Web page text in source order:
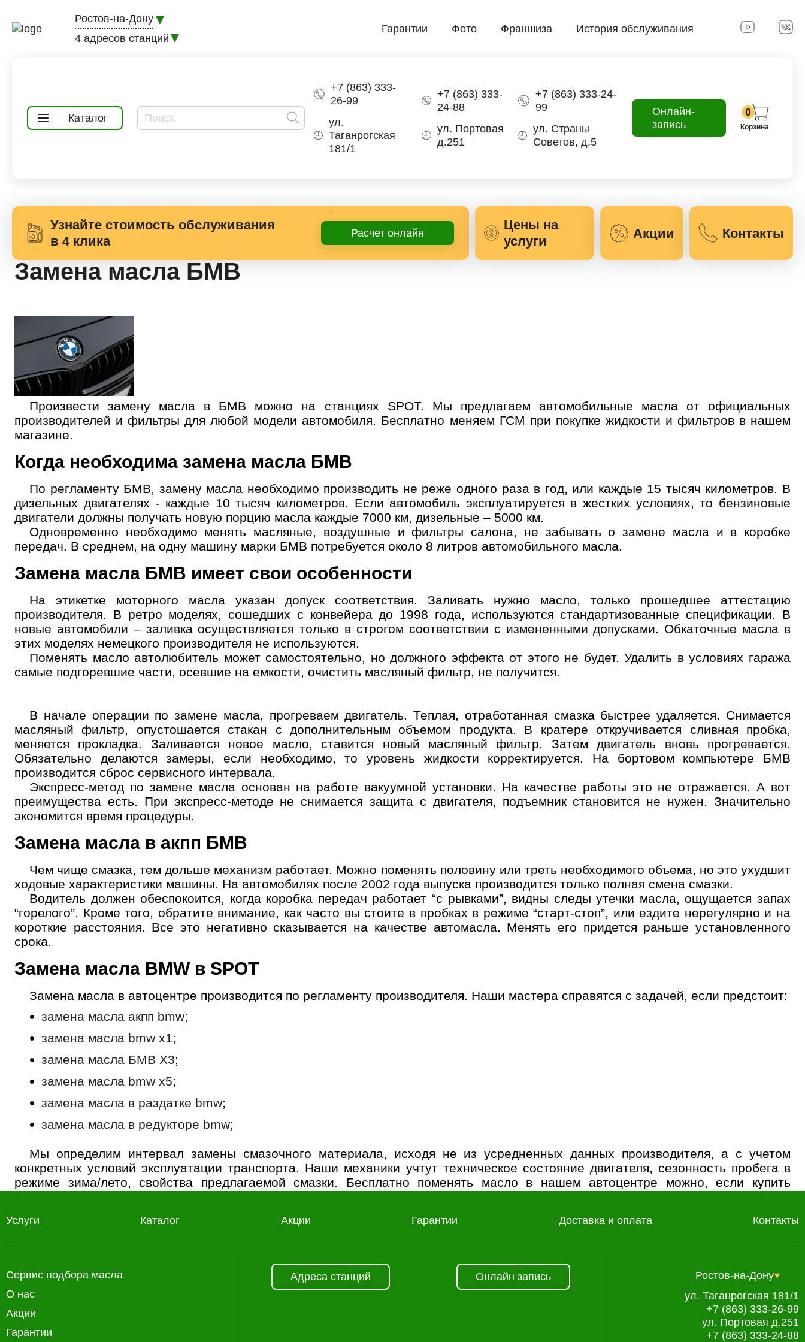
Ростов-на-Дону
4 адресов станций
Гарантии Фото Франшиза История обслуживания
Каталог
+7 (863) 333-
26-99
ул.
Таганрогская
181/1
+7 (863) 333-
24-88
ул. Портовая
д.251
+7 (863) 333-24-
99
ул. Страны
Советов, д.5
Онлайн-
запись
0
Корзина
Узнайте стоимость обслуживания
в 4 клика
Расчет онлайн
Цены на
услуги
Акции Контакты
Главная Полезная информация
Замена масла БМВ
Произвести замену масла в БМВ можно на станциях SPOT. Мы предлагаем автомобильные масла от официальных
производителей и фильтры для любой модели автомобиля. Бесплатно меняем ГСМ при покупке жидкости и фильтров в нашем
магазине.
Когда необходима замена масла БМВ
По регламенту БМВ, замену масла необходимо производить не реже одного раза в год, или каждые 15 тысяч километров. В
дизельных двигателях - каждые 10 тысяч километров. Если автомобиль эксплуатируется в жестких условиях, то бензиновые
двигатели должны получать новую порцию масла каждые 7000 км, дизельные – 5000 км.
Одновременно необходимо менять масляные, воздушные и фильтры салона, не забывать о замене масла и в коробке
передач. В среднем, на одну машину марки БМВ потребуется около 8 литров автомобильного масла.
Замена масла БМВ имеет свои особенности
На этикетке моторного масла указан допуск соответствия. Заливать нужно масло, только прошедшее аттестацию
производителя. В ретро моделях, сошедших с конвейера до 1998 года, используются стандартизованные спецификации. В
новые автомобили – заливка осуществляется только в строгом соответствии с измененными допусками. Обкаточные масла в
этих моделях немецкого производителя не используются.
Поменять масло автолюбитель может самостоятельно, но должного эффекта от этого не будет. Удалить в условиях гаража
самые подгоревшие части, осевшие на емкости, очистить масляный фильтр, не получится.
В начале операции по замене масла, прогреваем двигатель. Теплая, отработанная смазка быстрее удаляется. Снимается
масляный фильтр, опустошается стакан с дополнительным объемом продукта. В кратере откручивается сливная пробка,
меняется прокладка. Заливается новое масло, ставится новый масляный фильтр. Затем двигатель вновь прогревается.
Обязательно делаются замеры, если необходимо, то уровень жидкости корректируется. На бортовом компьютере БМВ
производится сброс сервисного интервала.
Экспресс-метод по замене масла основан на работе вакуумной установки. На качестве работы это не отражается. А вот
преимущества есть. При экспресс-методе не снимается защита с двигателя, подъемник становится не нужен. Значительно
экономится время процедуры.
Замена масла в акпп БМВ
Чем чище смазка, тем дольше механизм работает. Можно поменять половину или треть необходимого объема, но это ухудшит
ходовые характеристики машины. На автомобилях после 2002 года выпуска производится только полная смена смазки.
Водитель должен обеспокоится, когда коробка передач работает “с рывками”, видны следы утечки масла, ощущается запах
“горелого”. Кроме того, обратите внимание, как часто вы стоите в пробках в режиме “старт-стоп”, или ездите нерегулярно и на
короткие расстояния. Все это негативно сказывается на качестве автомасла. Менять его придется раньше установленного
срока.
Замена масла BMW в SPOT
Замена масла в автоцентре производится по регламенту производителя. Наши мастера справятся с задачей, если предстоит:
замена масла акпп bmw;
замена масла bmw x1;
замена масла БМВ Х3;
замена масла bmw x5;
замена масла в раздатке bmw;
замена масла в редукторе bmw;
Мы определим интервал замены смазочного материала, исходя не из усредненных данных производителя, а с учетом
конкретных условий эксплуатации транспорта. Наши механики учтут техническое состояние двигателя, сезонность пробега в
режиме зима/лето, свойства предлагаемой смазки. Бесплатно поменять масло в нашем автоцентре можно, если купить
99.
Услуги Каталог Акции Гарантии Доставка и оплата Контакты
Сервис подбора масла
О нас
Акции
Гарантии
Адреса станций Онлайн запись
Ростов-на-Дону
ул. Таганрогская 181/1
+7 (863) 333-26-99
ул. Портовая д.251
+7 (863) 333-24-88
услуги
автосервиса
время
данные
запись
Выберите одну или несколько услуг
Номер телефона ОК